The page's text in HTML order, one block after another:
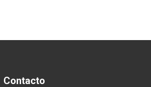
Contacto